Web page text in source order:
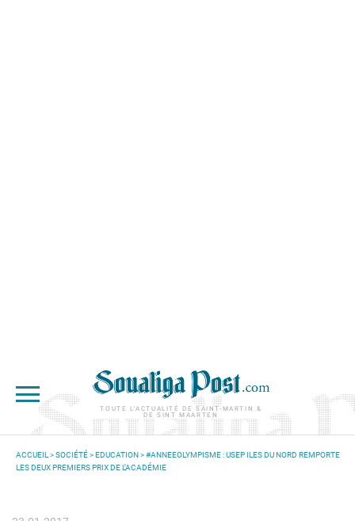
TOUTE L'ACTUALITÉ DE SAINT-MARTIN &
DE SINT MAARTEN
VOUS ÊTES ICI
ACCUEIL >SOCIÉTÉ>EDUCATION> #ANNEEOLYMPISME : USEP ILES DU NORD REMPORTE
LES DEUX PREMIERS PRIX DE L’ACADÉMIE